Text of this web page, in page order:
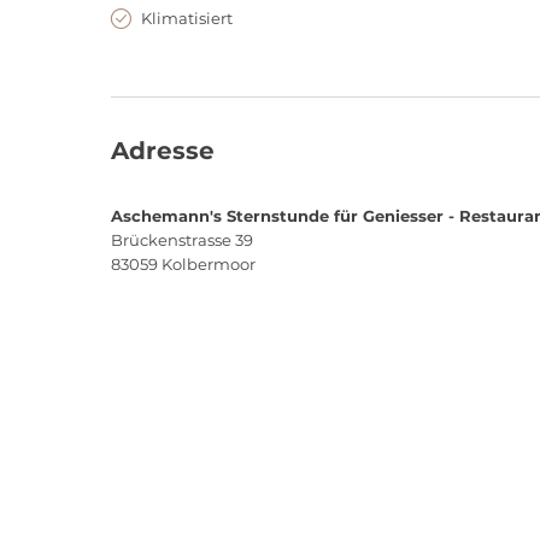
Klimatisiert
Adresse
Aschemann's Sternstunde für Geniesser -
Brückenstrasse 39
83059 Kolbermoor